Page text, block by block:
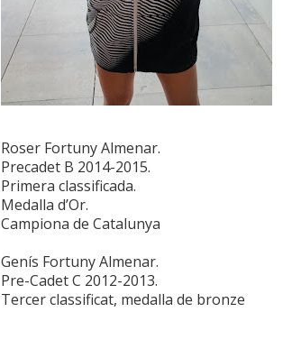
Roser Fortuny Almenar.
Precadet B 2014-2015.
Primera classificada.
Medalla d’Or.
Campiona de Catalunya
Genís Fortuny Almenar.
Pre-Cadet C 2012-2013.
Tercer classificat, medalla de bronze